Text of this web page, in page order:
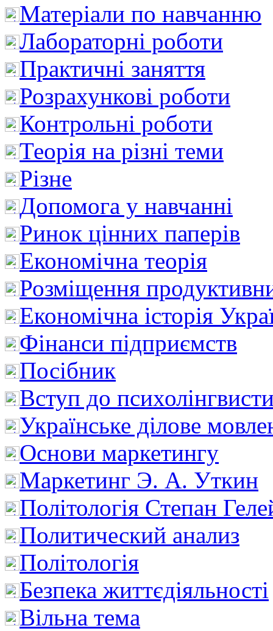
Матеріали по навчанню
Лабораторні роботи
Практичні заняття
Розрахункові роботи
Контрольні роботи
Теорія на різні теми
Різне
Допомога у навчанні
Ринок цінних паперів
Економічна теорія
Розміщення
Економічна історія
Фінанси підприємств
Посібник
Вступ до
Українське ділове
Основи маркетингу
Маркетинг Э. А. Уткин
Політологія Степан
Политический анализ
Політологія
Безпека життєдіяльності
Вільна тема